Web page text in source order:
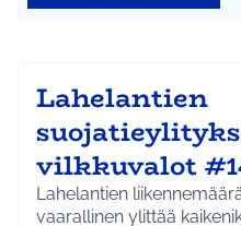
Lahelantien
vilkkuvalot
Lahelantien
vaarallinen ylittää